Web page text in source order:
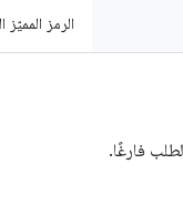
الرمز
فارغًا.